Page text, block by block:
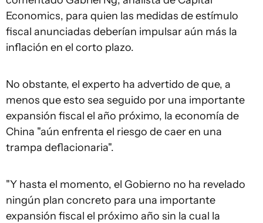
Economics, para quien las medidas de estímulo
fiscal anunciadas deberían impulsar aún más la
inflación en el corto plazo.
No obstante, el experto ha advertido de que, a
menos que esto sea seguido por una importante
expansión fiscal el año próximo, la economía de
China "aún enfrenta el riesgo de caer en una
trampa deflacionaria".
"Y hasta el momento, el Gobierno no ha revelado
ningún plan concreto para una importante
expansión fiscal el próximo año sin la cual la